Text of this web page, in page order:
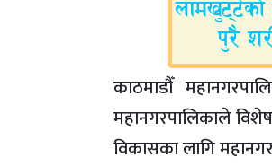
काठमाडौँ
महानगरपालिकाले
विकासका लागि